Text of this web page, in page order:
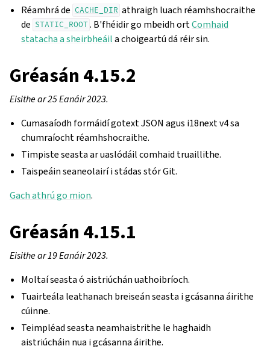
Réamhrá de CACHE_DIR athraigh luach réamhshocraithe
de STATIC_ROOT . B'fhéidir go mbeidh ortComhaid
statacha a sheirbheáila choigeartú dá réir sin.
Gréasán 4.15.2
Eisithe ar 25 Eanáir 2023.
Cumasaíodh formáidí gotext JSON agus i18next v4 sa
chumraíocht réamhshocraithe.
Timpiste seasta ar uaslódáil comhaid truaillithe.
Taispeáin seaneolairí i stádas stór Git.
Gach athrú go mion.
Gréasán 4.15.1
Eisithe ar 19 Eanáir 2023.
Moltaí seasta ó aistriúchán uathoibríoch.
Tuairteála leathanach breiseán seasta i gcásanna áirithe
cúinne.
Teimpléad seasta neamhaistrithe le haghaidh
aistriúcháin nua i gcásanna áirithe.